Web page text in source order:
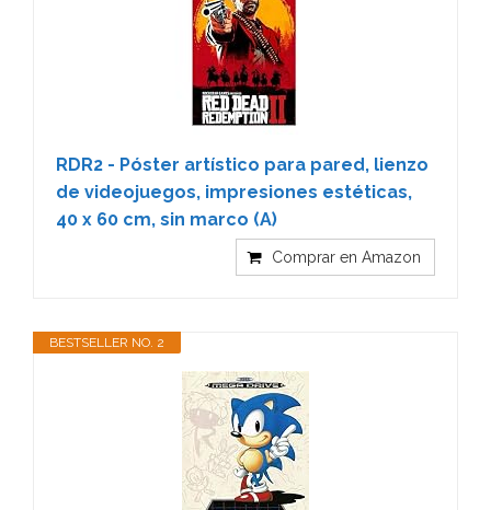
RDR2 - Póster artístico para pared, lienzo
de videojuegos, impresiones estéticas,
40 x 60 cm, sin marco (A)
Comprar en Amazon
BESTSELLER NO. 2